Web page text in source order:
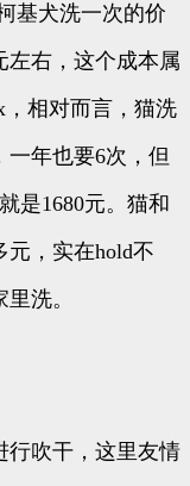
基犬洗一次的价
左右，这个成本属
相对而言，猫洗
年也要6次，但
是1680元。猫和
元，实在hold不
洗。
行吹干，这里友情